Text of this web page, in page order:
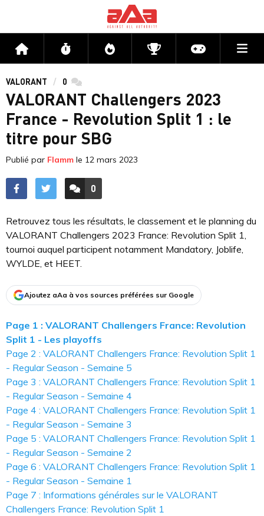
Accueil Flux Directs CompétitionsActu jeux
VALORANT 0 commentaires
VALORANT Challengers 2023
France - Revolution Split 1 : le
titre pour SBG
Publié par Flamm le 12 mars 2023
ACCÉDER AUX
0
COMMENTAIRES
Retrouvez tous les résultats, le classement et le planning du
VALORANT Challengers 2023 France: Revolution Split 1,
tournoi auquel participent notamment Mandatory, Joblife,
WYLDE, et HEET.
Ajoutez aAa à vos sources préférées sur Google
Page 1 : VALORANT Challengers France: Revolution
Split 1 - Les playoffs
Page 2 : VALORANT Challengers France: Revolution Split 1
- Regular Season - Semaine 5
Page 3 : VALORANT Challengers France: Revolution Split 1
- Regular Season - Semaine 4
Page 4 : VALORANT Challengers France: Revolution Split 1
- Regular Season - Semaine 3
Page 5 : VALORANT Challengers France: Revolution Split 1
- Regular Season - Semaine 2
Page 6 : VALORANT Challengers France: Revolution Split 1
- Regular Season - Semaine 1
Page 7 : Informations générales sur le VALORANT
Challengers France: Revolution Split 1